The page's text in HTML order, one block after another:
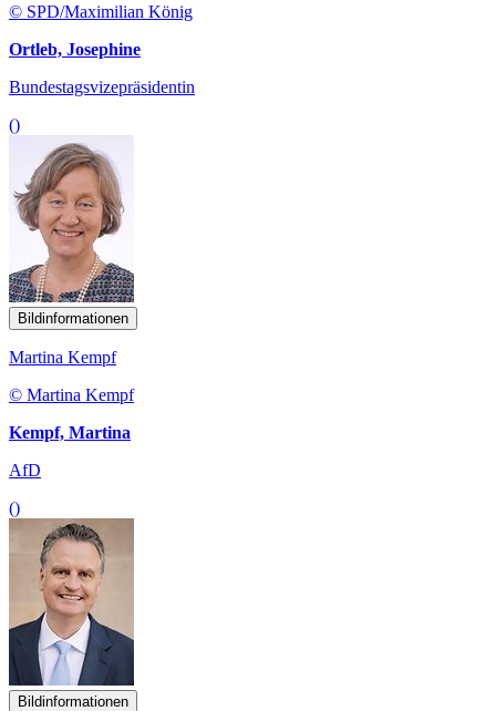
© SPD/Maximilian König
Ortleb, Josephine
Bundestagsvizepräsidentin
()
Bildinformationen
Martina Kempf
© Martina Kempf
Kempf, Martina
AfD
()
Bildinformationen